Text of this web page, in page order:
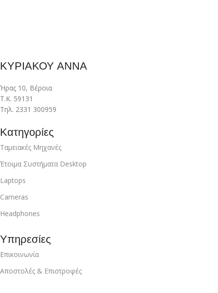
ΚΥΡΙΑΚΟΥ ΑΝΝΑ
Ήρας 10, Βέροια
Τ.Κ. 59131
Τηλ. 2331 300959
Κατηγορίες
Ταμειακές Μηχανές
Έτοιμα Συστήματα Desktop
Laptops
Cameras
Headphones
Υπηρεσίες
Επικοινωνία
Αποστολές & Επιστροφές